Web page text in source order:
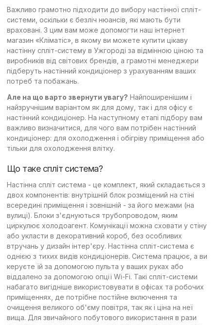
Важливо грамотно підходити до вибору настінної спліт-
системи, оскільки є безліч нюансів, які мають бути
враховані. З цим вам може допомогти наш інтернет
магазин «Кліматіс», в якому ви можете купити цікаву
настінну спліт-систему в Ужгороді за відмінною ціною та
виробників від світових брендів, а грамотні менеджери
підберуть настінний кондиціонер з урахуванням ваших
потреб та побажань.
Але на що варто звернути увагу? Найпоширенішим і
найзручнішим варіантом як для дому, так і для офісу є
настінний кондиціонер. На наступному етапі підбору вам
важливо визначитися, для чого вам потрібен настінний
кондиціонер: для охолодження і обігріву приміщення або
тільки для охолодження влітку.
Що таке спліт система?
Настінна спліт система - це комплект, який складається з
двох компонентів: внутрішній блок розміщений на стіні
всередині приміщення і зовнішній - за його межами (на
вулиці). Блоки з'єднуються трубопроводом, яким
циркулює холодоагент. Комунікації можна сховати у стіну
або укласти в декоративний короб, без особливих
втручань у дизайн інтер'єру. Настінна спліт-система є
однією з тихих видів кондиціонерів. Система працює, а ви
керуєте їй за допомогою пульта у ваших руках або
віддалено за допомогою опції Wi-Fi. Такі спліт-системи
набагато вигідніше використовувати в офісах та робочих
приміщеннях, де потрібне постійне включення та
очищення великого об'єму повітря, так як і ціна на неї
вища. Для звичайного побутового використання в рази